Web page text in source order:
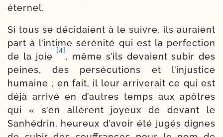
éternel.
Si tous se déci­daient à le suivre, ils auraient
part à l’in­time séré­ni­té qui est la per­fec­tion
de la joie
[4]
, même s’ils devaient subir des
peines, des per­sé­cu­tions et l’in­jus­tice
humaine ; en fait, il leur arri­ve­rait ce qui est
déjà arri­vé en d’autres temps aux apôtres
qui « s’en allèrent joyeux de devant le
Sanhédrin, heu­reux d’a­voir été jugés dignes